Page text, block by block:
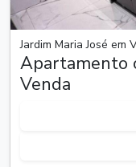
Jardim Maria José em
Apartamento
Venda